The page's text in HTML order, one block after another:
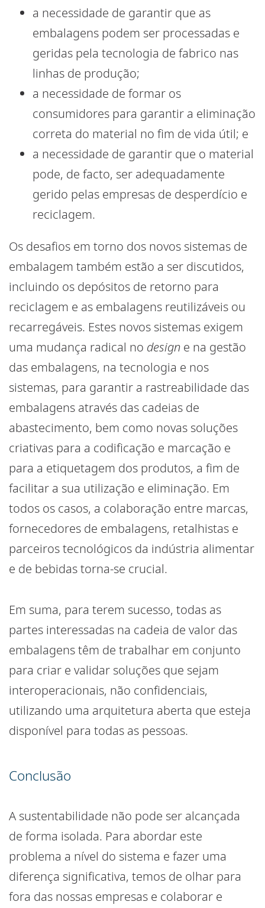
a necessidade de garantir que as
embalagens podem ser processadas e
geridas pela tecnologia de fabrico nas
linhas de produção;
a necessidade de formar os
consumidores para garantir a eliminação
correta do material no fim de vida útil; e
a necessidade de garantir que o material
pode, de facto, ser adequadamente
gerido pelas empresas de desperdício e
reciclagem.
Os desafios em torno dos novos sistemas de
embalagem também estão a ser discutidos,
incluindo os depósitos de retorno para
reciclagem e as embalagens reutilizáveis ou
recarregáveis. Estes novos sistemas exigem
uma mudança radical no design e na gestão
das embalagens, na tecnologia e nos
sistemas, para garantir a rastreabilidade das
embalagens através das cadeias de
abastecimento, bem como novas soluções
criativas para a codificação e marcação e
para a etiquetagem dos produtos, a fim de
facilitar a sua utilização e eliminação. Em
todos os casos, a colaboração entre marcas,
fornecedores de embalagens, retalhistas e
parceiros tecnológicos da indústria alimentar
e de bebidas torna-se crucial.
Em suma, para terem sucesso, todas as
partes interessadas na cadeia de valor das
embalagens têm de trabalhar em conjunto
para criar e validar soluções que sejam
interoperacionais, não confidenciais,
utilizando uma arquitetura aberta que esteja
disponível para todas as pessoas.
Conclusão
A sustentabilidade não pode ser alcançada
de forma isolada. Para abordar este
problema a nível do sistema e fazer uma
diferença significativa, temos de olhar para
fora das nossas empresas e colaborar e